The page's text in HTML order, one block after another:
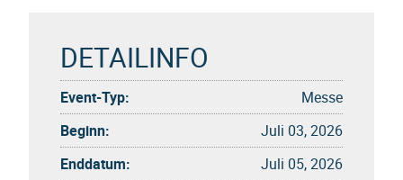
DETAILINFO
Event-Typ:
Messe
Beginn:
Juli 03, 2026
Enddatum:
Juli 05, 2026